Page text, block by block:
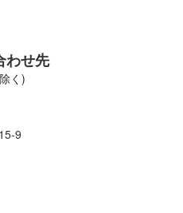
わせ先
く)
9